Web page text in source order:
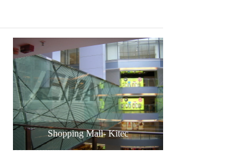
Shopping Mall- Kitec